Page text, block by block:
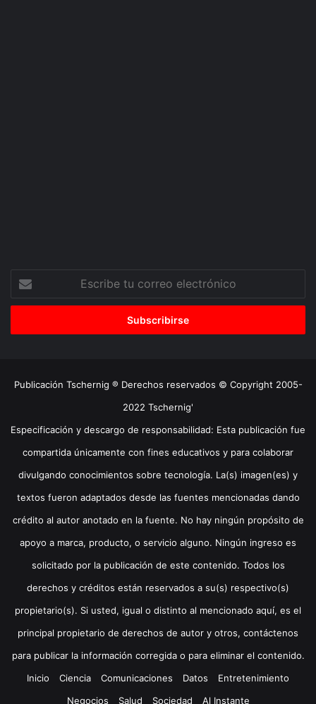
correo
Publicación Tschernig ® Derechos reservados © Copyright 2005-
2022 Tschernig'
Especificación y descargo de responsabilidad: Esta publicación fue
compartida únicamente con fines educativos y para colaborar
divulgando conocimientos sobre tecnología. La(s) imagen(es) y
textos fueron adaptados desde las fuentes mencionadas dando
crédito al autor anotado en la fuente. No hay ningún propósito de
apoyo a marca, producto, o servicio alguno. Ningún ingreso es
solicitado por la publicación de este contenido. Todos los
derechos y créditos están reservados a su(s) respectivo(s)
propietario(s). Si usted, igual o distinto al mencionado aquí, es el
principal propietario de derechos de autor y otros, contáctenos
para publicar la información corregida o para eliminar el contenido.
Inicio
Ciencia Comunicaciones Datos
Entretenimiento
Negocios
Salud Sociedad Al Instante